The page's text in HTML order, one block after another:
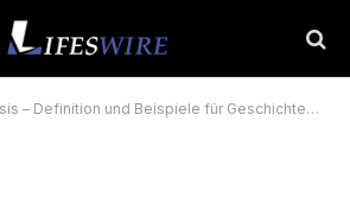
– Definition und Beispiele für Geschichtenerzähler